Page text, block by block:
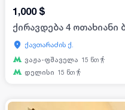
1,000 $
ქირავდება 4 ოთახიანი
ქავთარაძის ქ.
ვაჟა-ფშაველა 15 წთ
დელისი 15 წთ